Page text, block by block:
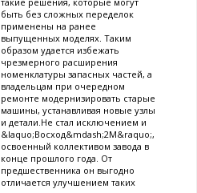
быть без сложных переделок
применены на ранее
выпущенных моделях. Таким
образом удается избежать
чрезмерного расширения
номенклатуры запасных частей, а
владельцам при очередном
ремонте модернизировать старые
машины, устанавливая новые узлы
и детали.Не стал исключением и
&laquo;Восход&mdash;2М&raquo;,
освоенный коллективом завода в
конце прошлого года. От
предшественника он выгодно
отличается улучшением таких